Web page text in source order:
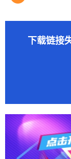
下载链接